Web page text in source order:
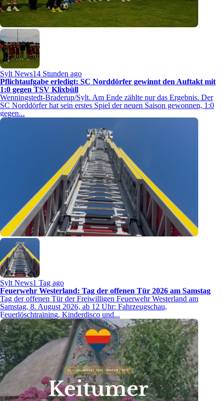
Sylt News14 Stunden ago
Pflichtaufgabe erledigt: SC Norddörfer gewinnt den Auftakt mit
1:0 gegen TSV Klixbüll
Wenningstedt-Braderup/Sylt. Am Ende zählte nur das Ergebnis. Der
SC Norddörfer hat sein erstes Spiel der neuen Saison gewonnen, 1:0
gegen...
Sylt News1 Tag ago
Feuerwehr Westerland: Tag der offenen Tür 2026 am Samstag
Tag der offenen Tür der Freiwilligen Feuerwehr Westerland am
Samstag, 8. August 2026, ab 12 Uhr: Fahrzeugschau,
Feuerlöschtraining, Kinderdisco und...